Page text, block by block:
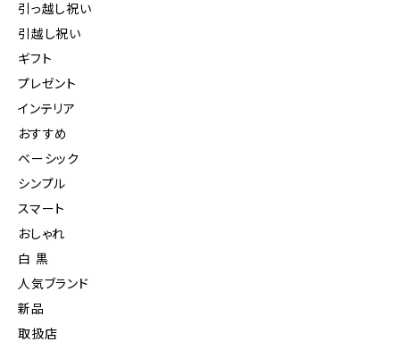
引っ越し祝い
引越し祝い
ギフト
プレゼント
インテリア
おすすめ
ベーシック
シンプル
スマート
おしゃれ
白 黒
人気ブランド
新品
取扱店